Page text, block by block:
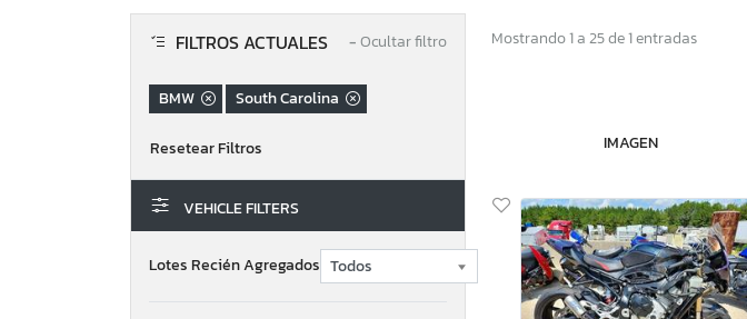
FILTROS ACTUALES −Ocultar filtro
BMW South Carolina
VEHICLE FILTERS
Lotes Recién Agregados
Mostrando 1 a 25 de 1 entradas
IMAGEN